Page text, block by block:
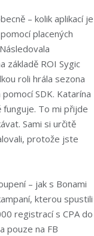
– kolik aplikací je
placených
základě ROI Sygic
roli hrála sezona
SDK. Katarína
funguje. To mi přijde
Sami si určitě
protože jste
– jak s Bonami
kterou spustili
registrací s CPA do
pouze na FB